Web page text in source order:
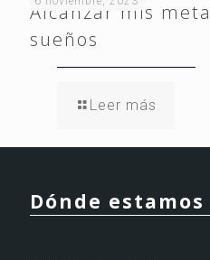
Alcanzar mis
sueños
Leer más
Dónde estamos